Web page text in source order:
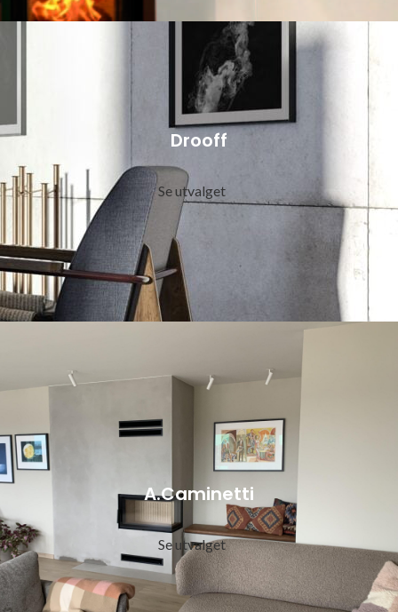
Drooff
Se utvalget
A.Caminetti
Se utvalget